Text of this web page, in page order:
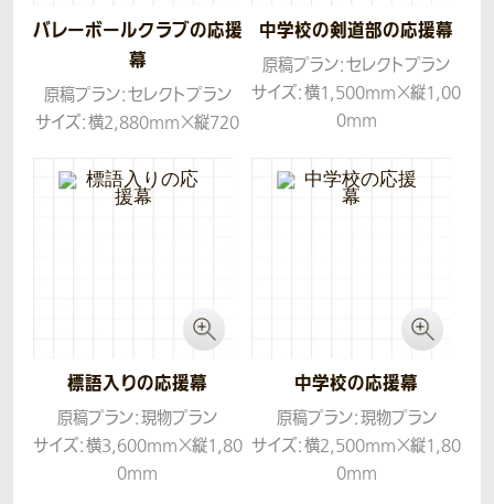
バレーボールクラブの応援
幕
原稿プラン：セレクトプラン
サイズ：横2,880mm×縦720
生地：トロマット
中学校の剣道部の応援幕
原稿プラン：セレクトプラン
サイズ：横1,500mm×縦1,00
0mm
標語入りの応援幕
原稿プラン：現物プラン
サイズ：横3,600mm×縦1,80
0mm
中学校の応援幕
原稿プラン：現物プラン
サイズ：横2,500mm×縦1,80
0mm